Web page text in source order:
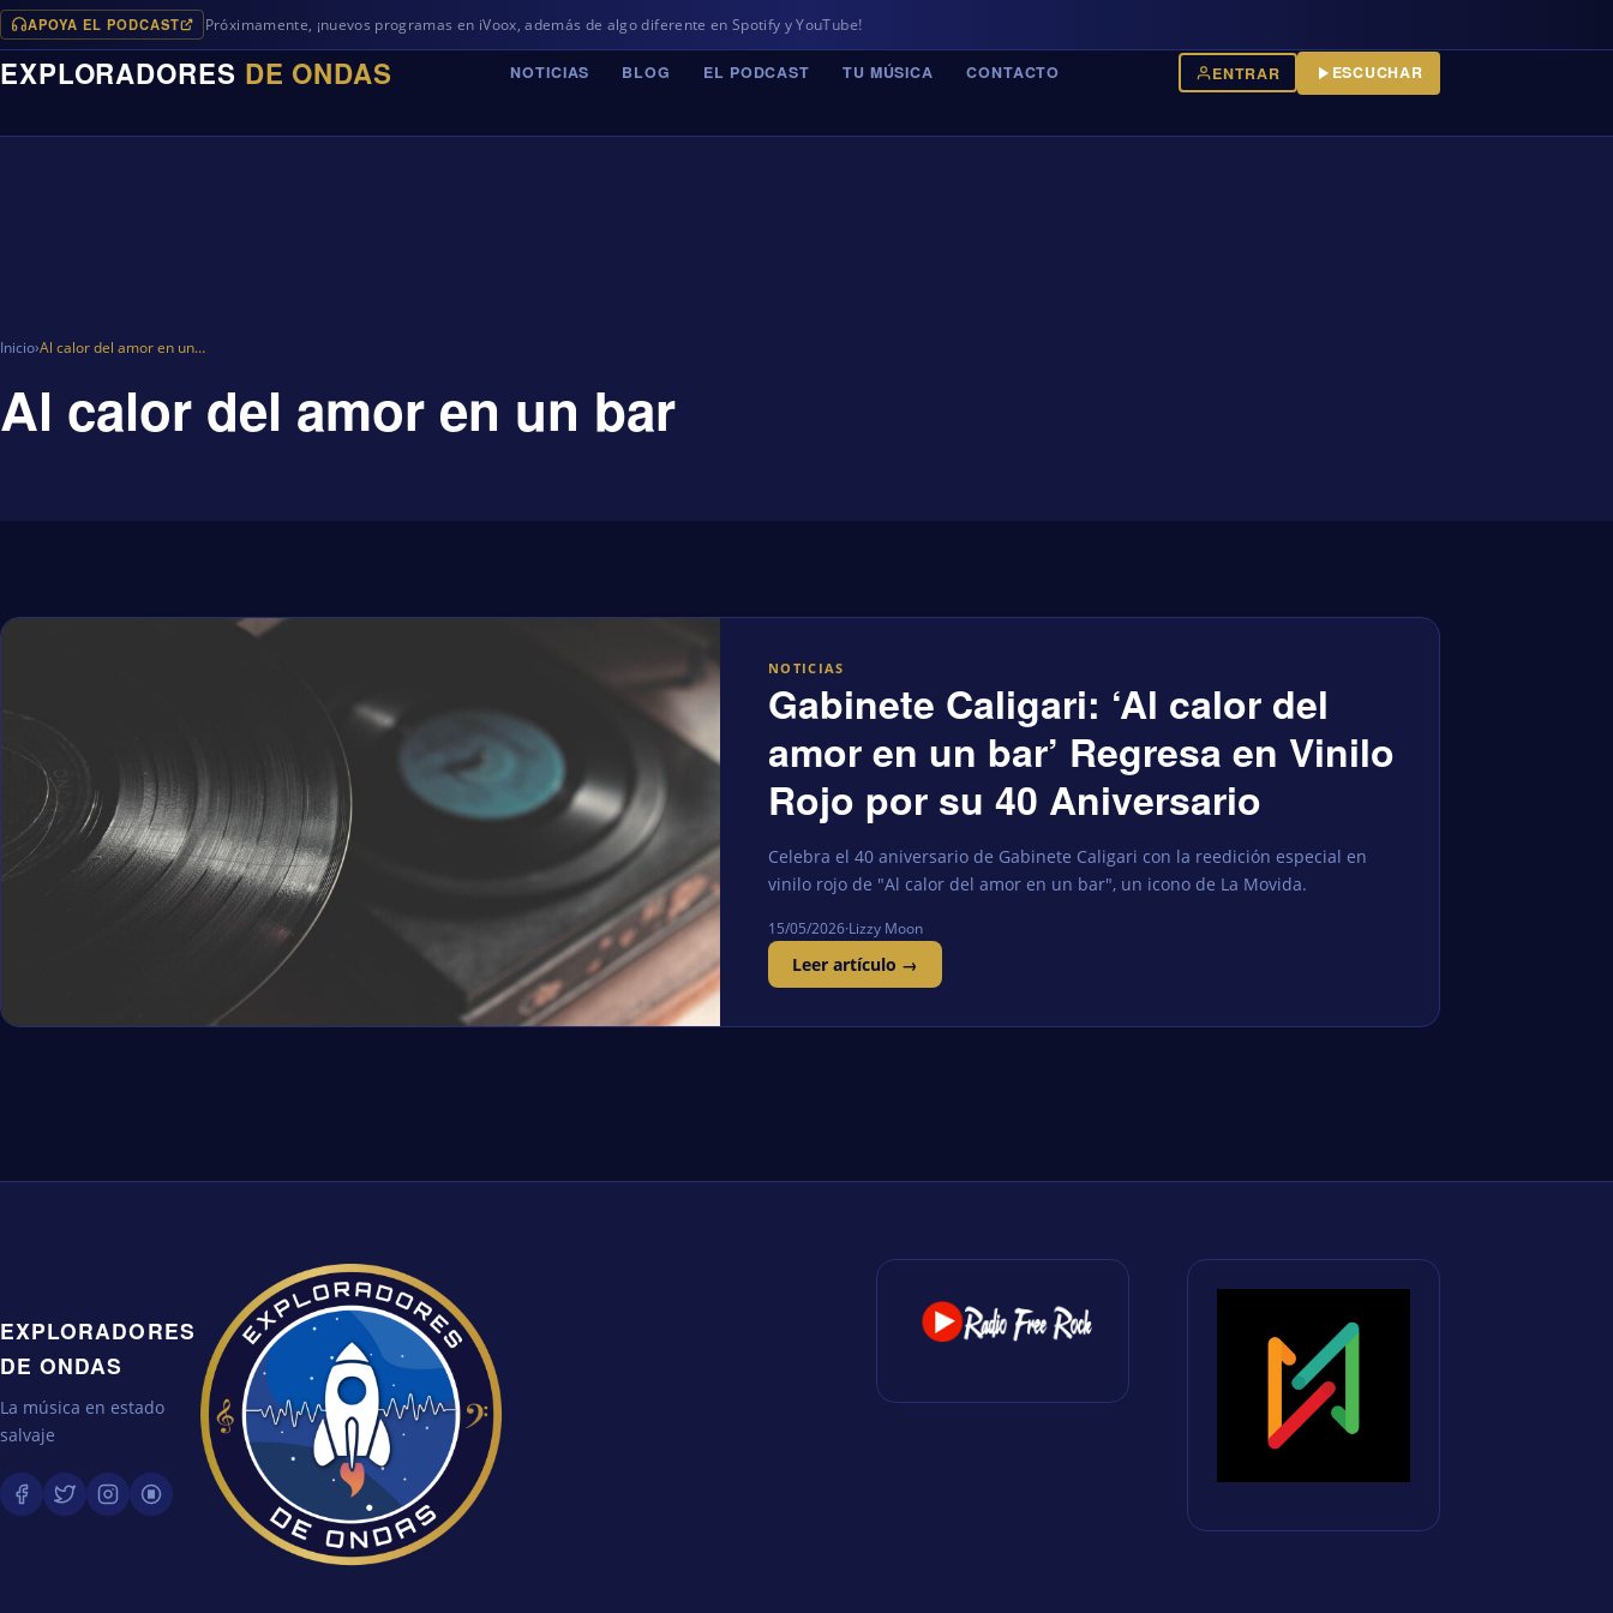
APOYA EL PODCASTPróximamente, ¡nuevos programas en iVoox, además de algo diferente en Spotify y YouTube!
EXPLORADORES DE ONDAS NOTICIAS BLOG EL PODCAST TU MÚSICA CONTACTO ENTRAR ESCUCHAR
Inicio›Al calor del amor en un…
Al calor del amor en un bar
NOTICIAS
Gabinete Caligari: ‘Al calor del
amor en un bar’ Regresa en Vinilo
Rojo por su 40 Aniversario
Celebra el 40 aniversario de Gabinete Caligari con la reedición especial en
vinilo rojo de "Al calor del amor en un bar", un icono de La Movida.
15/05/2026·Lizzy Moon
Leer artículo →
EXPLORADORES
DE ONDAS
La música en estado
salvaje